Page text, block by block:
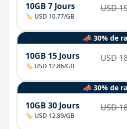
10GB 7 Jours
🏷️ USD 10.77/GB
USD
📣 30% de
10GB 15 Jours
🏷️ USD 12.86/GB
USD
📣 30% de
10GB 30 Jours
🏷️ USD 12.89/GB
USD